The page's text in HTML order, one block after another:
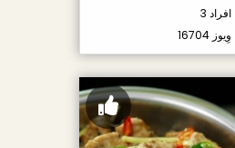
3 افراد
16704 وِیوز